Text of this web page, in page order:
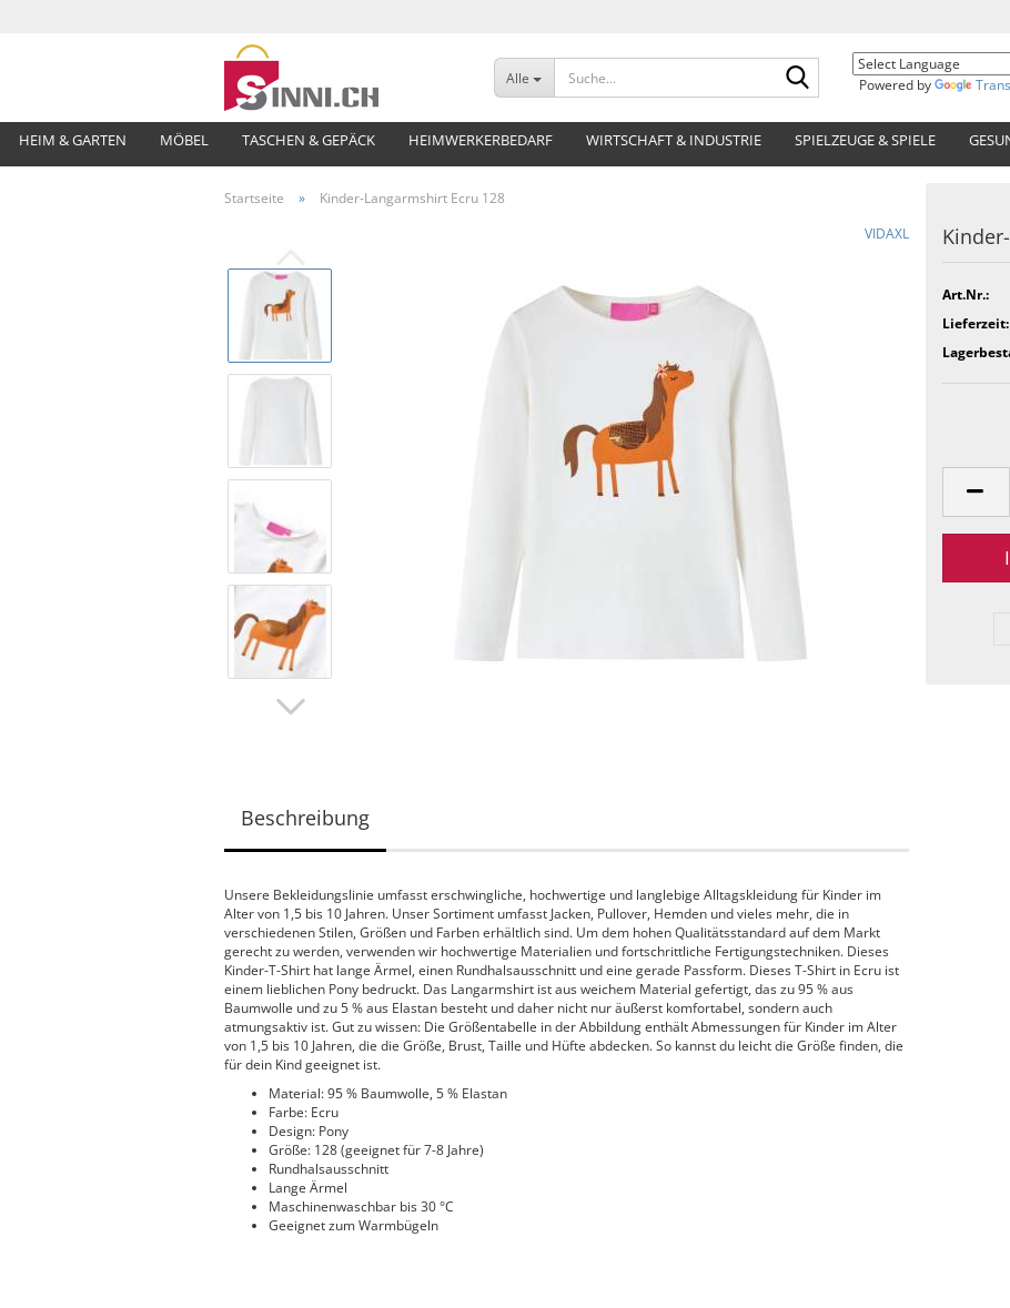
Alle
Suche...
Powered by
HEIM & GARTEN MÖBEL TASCHEN & GEPÄCK HEIMWERKERBEDARF WIRTSCHAFT & INDUSTRIE SPIELZEUGE & SPIELE
Startseite »
Kinder-Langarmshirt Ecru 128
VIDAXL
Art.Nr.:
Lieferzeit:
Beschreibung
Unsere Bekleidungslinie umfasst erschwingliche, hochwertige und langlebige Alltagskleidung für Kinder im
Alter von 1,5 bis 10 Jahren. Unser Sortiment umfasst Jacken, Pullover, Hemden und vieles mehr, die in
verschiedenen Stilen, Größen und Farben erhältlich sind. Um dem hohen Qualitätsstandard auf dem Markt
gerecht zu werden, verwenden wir hochwertige Materialien und fortschrittliche Fertigungstechniken. Dieses
Kinder-T-Shirt hat lange Ärmel, einen Rundhalsausschnitt und eine gerade Passform. Dieses T-Shirt in Ecru ist
einem lieblichen Pony bedruckt. Das Langarmshirt ist aus weichem Material gefertigt, das zu 95 % aus
Baumwolle und zu 5 % aus Elastan besteht und daher nicht nur äußerst komfortabel, sondern auch
atmungsaktiv ist. Gut zu wissen: Die Größentabelle in der Abbildung enthält Abmessungen für Kinder im Alter
von 1,5 bis 10 Jahren, die die Größe, Brust, Taille und Hüfte abdecken. So kannst du leicht die Größe finden, die
für dein Kind geeignet ist.
Material: 95 % Baumwolle, 5 % Elastan
Farbe: Ecru
Design: Pony
Größe: 128 (geeignet für 7-8 Jahre)
Rundhalsausschnitt
Lange Ärmel
Maschinenwaschbar bis 30 °C
Geeignet zum Warmbügeln